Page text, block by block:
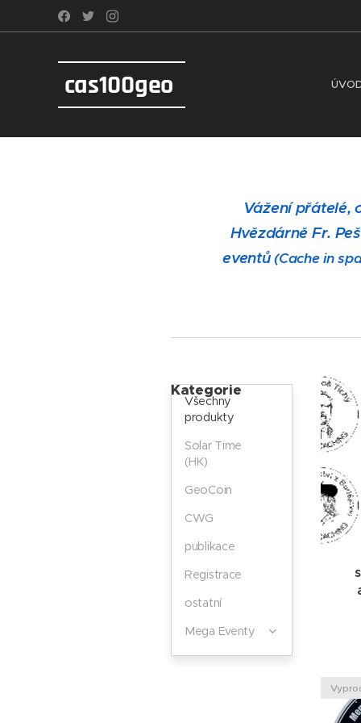
cas100geo
Vážení přátelé,
Hvězdárně Fr.
eventů(Cache in
Kategorie
Všechny
produkty
Solar Time
(HK)
GeoCoin
CWG
publikace
Registrace
ostatní
Mega Eventy